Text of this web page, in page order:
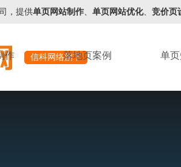
，提供单页网站制作、 单页网站优化、 竞价页
信科网络旗下
作 落地页案例 单